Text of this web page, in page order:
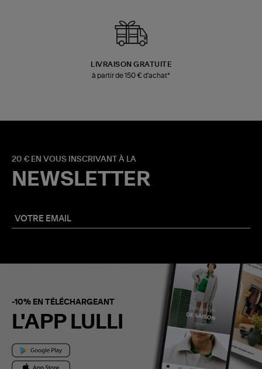
LIVRAISON GRATUITE
à partir de 150 € d'achat*
20 € EN VOUS INSCRIVANT À LA
NEWSLETTER
-10% EN TÉLÉCHARGEANT
L'APP LULLI